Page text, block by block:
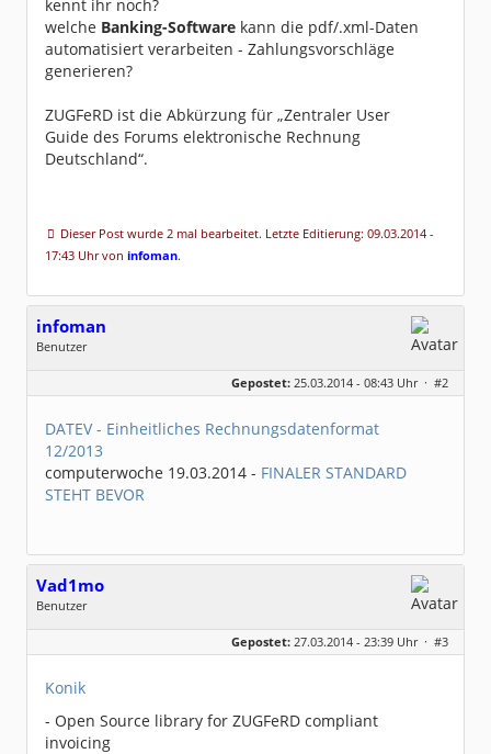
kennt ihr noch?
welche Banking-Software kann die pdf/.xml-Daten
automatisiert verarbeiten - Zahlungsvorschläge
generieren?
ZUGFeRD ist die Abkürzung für „Zentraler User
Guide des Forums elektronische Rechnung
Deutschland“.
Dieser Post wurde 2 mal bearbeitet. Letzte Editierung: 09.03.2014 -
17:43 Uhr von infoman.
infoman
Benutzer
Dabei seit:
06 / 2008
Gepostet: 25.03.2014 - 08:43 Uhr · #2
DATEV - Einheitliches Rechnungsdatenformat
12/2013
computerwoche 19.03.2014 - FINALER STANDARD
STEHT BEVOR
Vad1mo
Benutzer
Geschlecht:
keine Angabe
Beiträge:
2
Gepostet: 27.03.2014 - 23:39 Uhr · #3
Konik
- Open Source library for ZUGFeRD compliant
invoicing